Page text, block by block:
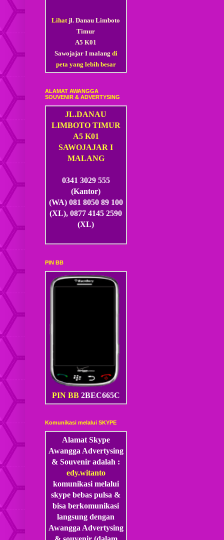
Lihatjl. Danau Limboto
Timur
A5 K01
Sawojajar I malang di
peta yang lebih besar
ALAMAT AWANGGA
SOUVENIR & ADVERTYSING
JL.DANAU
LIMBOTO TIMUR
A5 K01
SAWOJAJAR I
MALANG
0341 3029 555
(Kantor)
(WA) 081 8050 89 100
(XL), 0877 4145 2590
(XL)
PIN BB
PIN BB 2BEC665C
Komunikasi melalui SKYPE
Alamat Skype
Awangga Advertysing
& Souvenir adalah :
edy.witanto
komunikasi melalui
skype bebas pulsa &
bisa berkomunikasi
langsung dengan
Awangga Advertysing